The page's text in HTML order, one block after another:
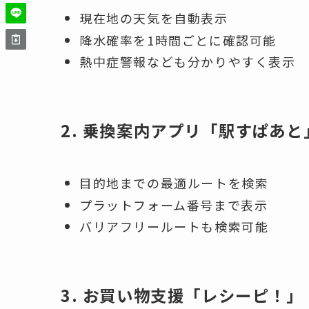
現在地の天気を自動表示
降水確率を1時間ごとに確認可能
熱中症警報なども分かりやすく表示
2. 乗換案内アプリ「駅すぱあと
目的地までの最適ルートを検索
プラットフォーム番号まで表示
バリアフリールートも検索可能
3. お買い物支援「レシーピ！」